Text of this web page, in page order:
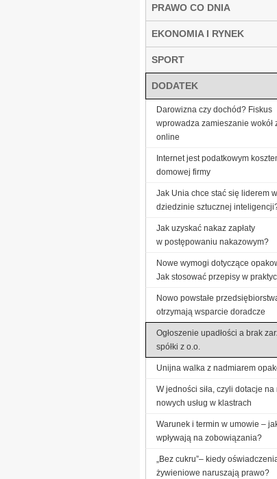
PRAWO CO DNIA
EKONOMIA I RYNEK
SPORT
DODATEK
Darowizna czy dochód? Fiskus
wprowadza zamieszanie wokół
online
Internet jest podatkowym
domowej firmy
Jak Unia chce stać się liderem w
dziedzinie sztucznej
Jak uzyskać nakaz zapłaty
w postępowaniu nakazowym?
Nowe wymogi dotyczące
Jak stosować przepisy w
Nowo powstałe
otrzymają wsparcie doradcze
Ogłoszenie upadłości a brak
spółki z o.o.
Unijna walka z nadmiarem
W jedności siła, czyli dotacje na
nowych usług w klastrach
Warunek i termin w umowie –
wpływają na zobowiązania?
„Bez cukru”– kiedy
żywieniowe naruszają prawo?